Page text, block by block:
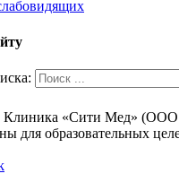
Клиника «Сити Мед» (ООО
для образовательных